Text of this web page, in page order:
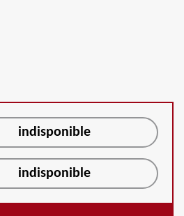
indisponible
indisponible